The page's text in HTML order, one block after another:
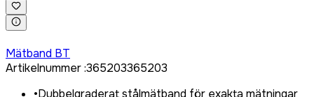
Mätband BT
Artikelnummer:365203365203
•Dubbelgraderat stålmätband för exakta mätningar